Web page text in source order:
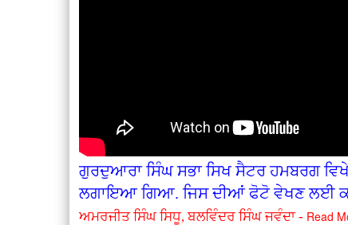
ਗੁਰਦੁਆਰਾ ਸਿੰਘ ਸਭਾ ਸਿਖ ਸੈਟਰ ਹਮਬਰਗ
ਲਗਾਇਆ ਗਿਆ. ਜਿਸ ਦੀਆਂ ਫੋਟੋ ਵੇਖਣ ਲਈ
ਅਮਰਜੀਤ ਸਿੰਘ ਸਿਧੂ, ਬਲਵਿੰਦਰ ਸਿੰਘ ਜਵੰਦਾ - Read